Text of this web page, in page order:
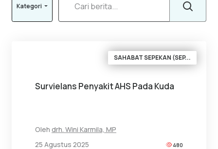
Kategori
SAHABAT SEPEKAN (SEP...
Survielans Penyakit AHS Pada Kuda
Oleh drh. Wini Karmila, MP
25 Agustus 2025
480